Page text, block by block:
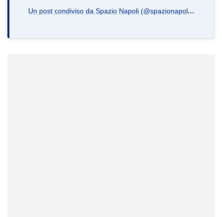
U
n post condiviso da Spazio Napoli (@spazionapoli.it)